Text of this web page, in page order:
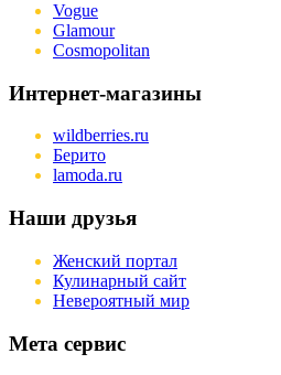
Vogue
Glamour
Cosmopolitan
Интернет-магазины
wildberries.ru
Берито
lamoda.ru
Наши друзья
Женский портал
Кулинарный сайт
Невероятный мир
Мета сервис